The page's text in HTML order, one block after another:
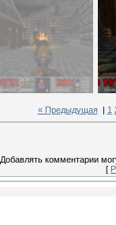
« Предыдущая| 1
Добавлять комментарии
[